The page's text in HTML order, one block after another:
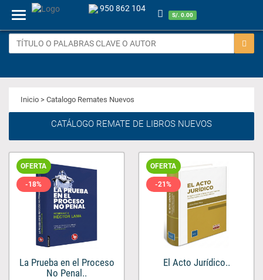
Menu
950 862 104
S/. 0.00
Inicio > Catalogo Remates Nuevos
CATÁLOGO REMATE DE LIBROS NUEVOS
OFERTA
-18%
La Prueba en el Proceso
No Penal..
OFERTA
-21%
El Acto Jurídico..